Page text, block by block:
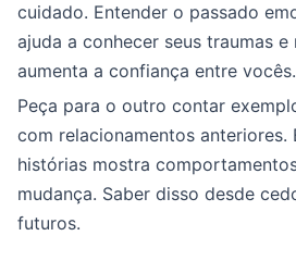
cuidado. Entender o passado
ajuda a conhecer seus traumas e
aumenta a confiança entre vocês.
Peça para o outro contar
com relacionamentos anteriores.
histórias mostra
mudança. Saber disso desde
futuros.